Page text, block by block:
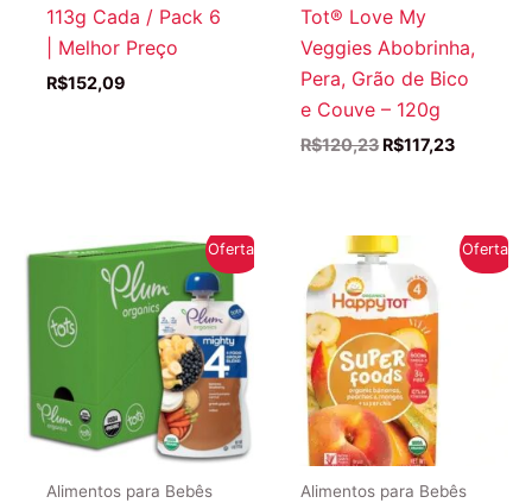
113g Cada / Pack 6
| Melhor Preço
R$152,09
Tot® Love My
Veggies Abobrinha,
Pera, Grão de Bico
e Couve – 120g
R$120,23 O
R$117,23O
Oferta!
Alimentos para Bebês
Oferta!
Alimentos para Bebês